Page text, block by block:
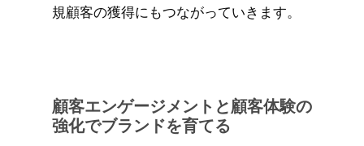
規顧客の獲得にもつながっていきます。
顧客エンゲージメントと顧客体験の
強化でブランドを育てる